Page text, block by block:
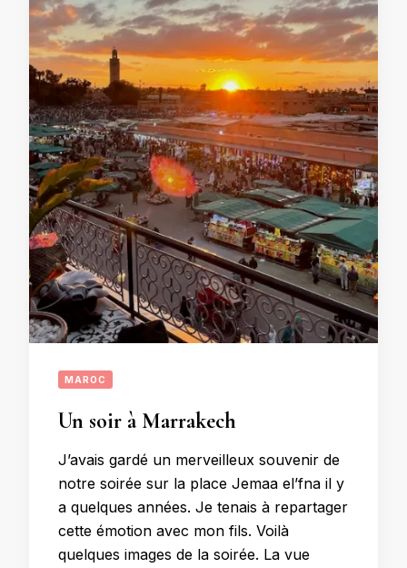
MAROC
Un soir à Marrakech
J’avais gardé un merveilleux souvenir de
notre soirée sur la place Jemaa el’fna il y
a quelques années. Je tenais à repartager
cette émotion avec mon fils. Voilà
quelques images de la soirée. La vue